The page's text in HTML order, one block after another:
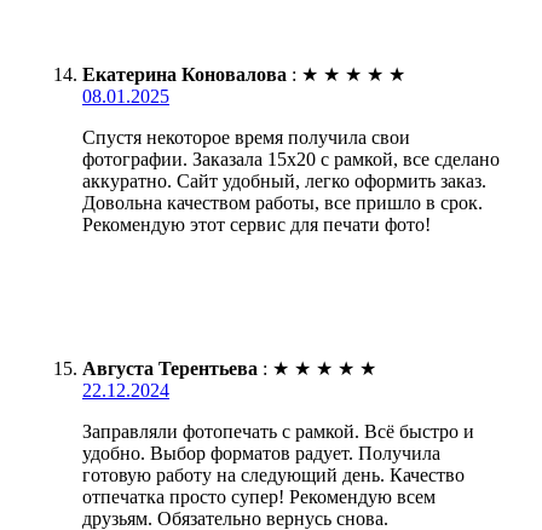
Екатерина Коновалова : ★ ★ ★ ★ ★
08.01.2025
Спустя некоторое время получила свои
фотографии. Заказала 15х20 с рамкой, все сделано
аккуратно. Сайт удобный, легко оформить заказ.
Довольна качеством работы, все пришло в срок.
Рекомендую этот сервис для печати фото!
Августа Терентьева : ★ ★ ★ ★ ★
22.12.2024
Заправляли фотопечать с рамкой. Всё быстро и
удобно. Выбор форматов радует. Получила
готовую работу на следующий день. Качество
отпечатка просто супер! Рекомендую всем
друзьям. Обязательно вернусь снова.